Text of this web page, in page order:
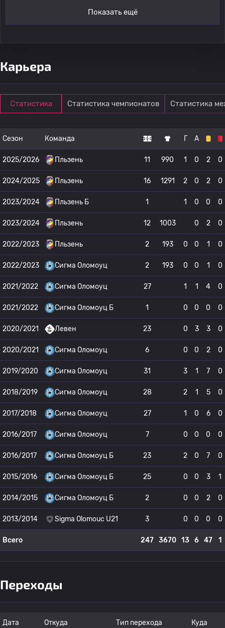
Показать ещё
Карьера
Статистика Статистика чемпионатов Статистика
Сезон Команда Г А
2025/2026 Пльзень 11 990 1 0 2 0
2024/2025 Пльзень 16 1291 2 0 2 0
2023/2024 Пльзень Б 1 1 0 0 0
2023/2024 Пльзень 12 1003 0 2 0
2022/2023 Пльзень 2 193 0 0 1 0
2022/2023 Сигма Оломоуц 2 193 0 0 1 0
2021/2022 Сигма Оломоуц 27 1 1 4 0
2021/2022 Сигма Оломоуц Б 1 0 0 0 0
2020/2021 Левен 23 0 3 3 0
2020/2021 Сигма Оломоуц 6 0 0 2 0
2019/2020 Сигма Оломоуц 31 3 1 7 0
2018/2019 Сигма Оломоуц 28 2 1 5 0
2017/2018 Сигма Оломоуц 27 1 0 6 0
2016/2017 Сигма Оломоуц 7 0 0 0 0
2016/2017 Сигма Оломоуц Б 23 2 0 7 0
2015/2016 Сигма Оломоуц Б 25 0 0 3 1
2014/2015 Сигма Оломоуц Б 2 0 0 2 0
2013/2014 Sigma Olomouc U21 3 0 0 0 0
Всего 247 3670 13 6 47 1
Переходы
Дата Откуда Тип перехода Куда